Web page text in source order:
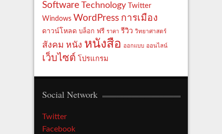
Software Technology
Twitter
Windows WordPress การเมือง
ดาวน์โหลด บล็อก ฟรี ราคา รีวิว วิทยาศาสตร์
สังคม หนัง หนังสือ ออกแบบ ออนไลน์
เว็บไซต์ โปรแกรม
Social Network
Twitter
Facebook